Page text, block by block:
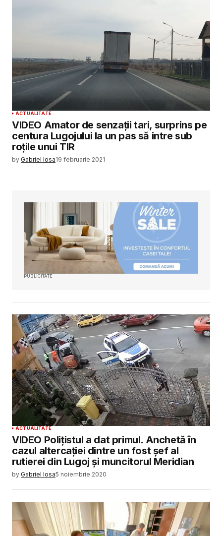
ACTUALITATE
VIDEO Amator de senzații tari, surprins pe
centura Lugojului la un pas să intre sub
roțile unui TIR
by Gabriel Iosa19 februarie 2021
PUBLICITATE
ACTUALITATE
VIDEO Polițistul a dat primul. Anchetă în
cazul altercației dintre un fost șef al
rutierei din Lugoj și muncitorul Meridian
by Gabriel Iosa5 noiembrie 2020